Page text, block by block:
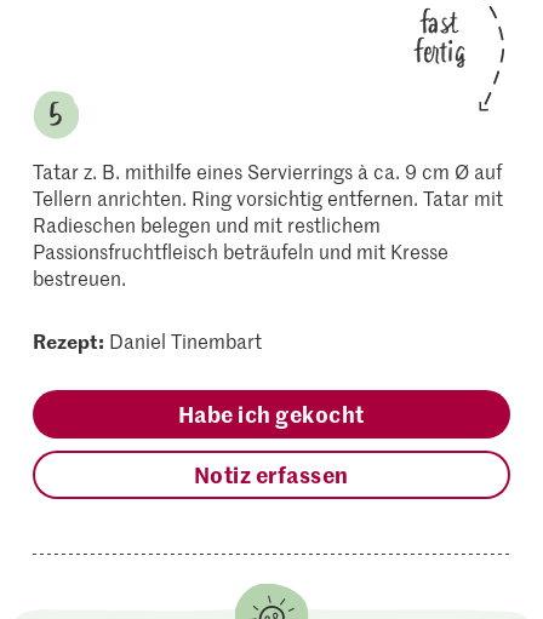
fast
fertig
Tatar z. B. mithilfe eines Servierrings à ca. 9 cm Ø auf
Tellern anrichten. Ring vorsichtig entfernen. Tatar mit
Radieschen belegen und mit restlichem
Passionsfruchtfleisch beträufeln und mit Kresse
bestreuen.
Rezept: Daniel Tinembart
Habe ich gekocht
Notiz erfassen